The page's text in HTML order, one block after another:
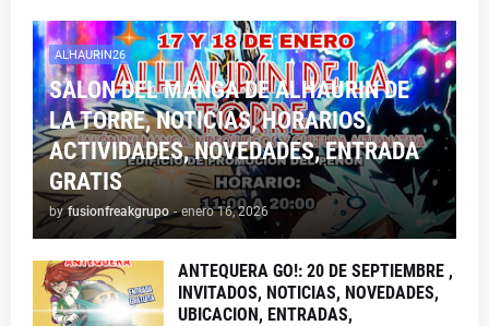
ALHAURIN26
SALON DEL MANGA DE ALHAURIN DE
LA TORRE, NOTICIAS, HORARIOS,
ACTIVIDADES, NOVEDADES, ENTRADA
GRATIS
by fusionfreakgrupo - enero 16, 2026
ANTEQUERA GO!: 20 DE SEPTIEMBRE ,
INVITADOS, NOTICIAS, NOVEDADES,
UBICACION, ENTRADAS,